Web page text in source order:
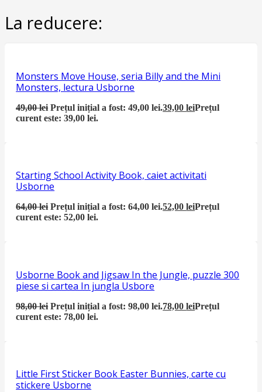
La reducere:
Monsters Move House, seria Billy and the Mini
Monsters, lectura Usborne
49,00lei Prețul inițial a fost: 49,00 lei.39,00leiPrețul
curent este: 39,00 lei.
Starting School Activity Book, caiet activitati
Usborne
64,00lei Prețul inițial a fost: 64,00 lei.52,00leiPrețul
curent este: 52,00 lei.
Usborne Book and Jigsaw In the Jungle, puzzle 300
piese si cartea In jungla Usbore
98,00lei Prețul inițial a fost: 98,00 lei.78,00leiPrețul
curent este: 78,00 lei.
Little First Sticker Book Easter Bunnies, carte cu
stickere Usborne